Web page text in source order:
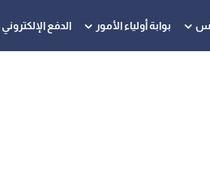
بوابة أولياء الأمور الدفع الإلكتروني